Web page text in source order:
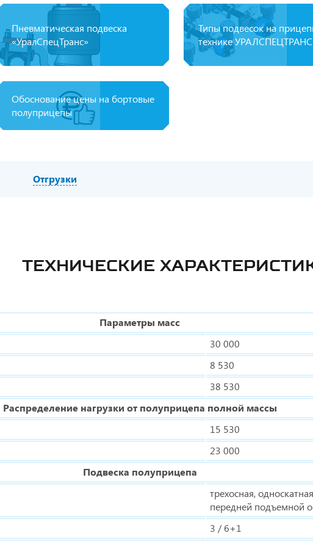
Пневматическая подвеска
«УралСпецТранс»
Типы подвесок на
технике УРАЛСПЕЦТРАНС
Обоснование цены на бортовые
полуприцепы
Отгрузки
ТЕХНИЧЕСКИЕ
Параметры масс
30 000
8 530
38 530
Распределение нагрузки от полуприцепа полной массы
15 530
23 000
Подвеска полуприцепа
трехосная,
передней подъемной
3 / 6+1